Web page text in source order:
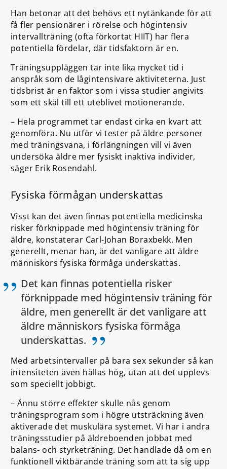
Han betonar att det behövs ett nytänkande för att
få fler pensionärer i rörelse och högintensiv
intervallträning (ofta förkortat HIIT) har flera
potentiella fördelar, där tidsfaktorn är en.
Träningsuppläggen tar inte lika mycket tid i
anspråk som de lågintensivare aktiviteterna. Just
tidsbrist är en faktor som i vissa studier angivits
som ett skäl till ett uteblivet motionerande.
– Hela programmet tar endast cirka en kvart att
genomföra. Nu utför vi tester på äldre personer
med träningsvana, i förlängningen vill vi även
undersöka äldre mer fysiskt inaktiva individer,
säger Erik Rosendahl.
Fysiska förmågan underskattas
Visst kan det även finnas potentiella medicinska
risker förknippade med högintensiv träning för
äldre, konstaterar Carl-Johan Boraxbekk. Men
generellt, menar han, är det vanligare att äldre
människors fysiska förmåga underskattas.
Det kan finnas potentiella risker
förknippade med högintensiv träning för
äldre, men generellt är det vanligare att
äldre människors fysiska förmåga
underskattas. ”
Med arbetsintervaller på bara sex sekunder så kan
intensiteten även hållas hög, utan att det upplevs
som speciellt jobbigt.
– Ännu större effekter skulle nås genom
träningsprogram som i högre utsträckning även
aktiverade det muskulära systemet. Vi har i andra
träningsstudier på äldreboenden jobbat med
balans- och styrketräning. Det handlade då om en
funktionell viktbärande träning som att ta sig upp